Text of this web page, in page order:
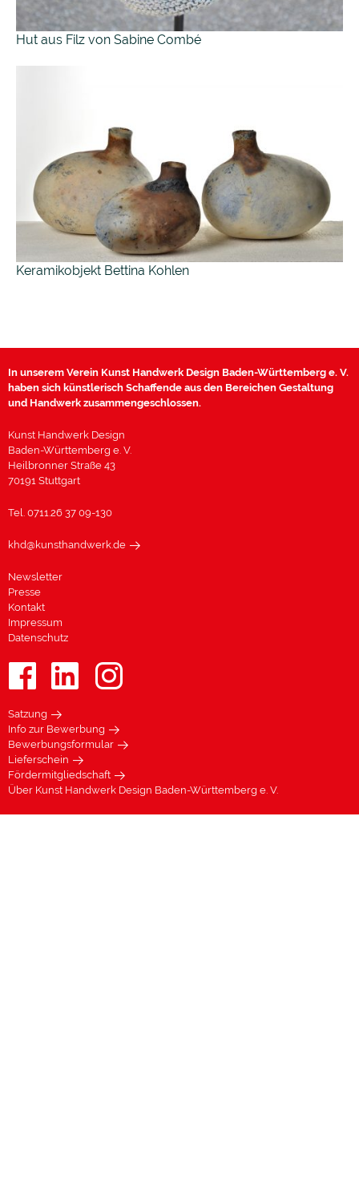
Hut aus Filz von Sabine Combé
Keramikobjekt Bettina Kohlen
In unserem Verein Kunst Handwerk Design Baden-Württemberg e. V.
haben sich künstlerisch Schaffende aus den Bereichen Gestaltung
und Handwerk zusammengeschlossen.
Kunst Handwerk Design
Baden-Württemberg e. V.
Heilbronner Straße 43
70191 Stuttgart
Tel. 0711.26 37 09-130
khd@kunsthandwerk.de
Newsletter
Presse
Kontakt
Impressum
Datenschutz
Satzung
Info zur Bewerbung
Bewerbungsformular
Lieferschein
Fördermitgliedschaft
Über Kunst Handwerk Design Baden-Württemberg e. V.